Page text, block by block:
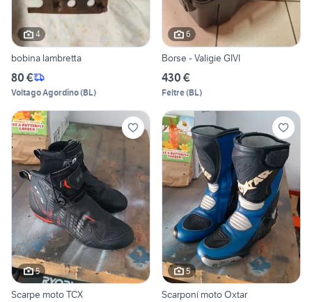
4
bobina lambretta
80 €
Voltago Agordino(BL)
6
Borse - Valigie GIVI
430 €
Feltre(BL)
5
Scarpe moto TCX
5
Scarponi moto Oxtar